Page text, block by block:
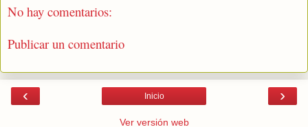
No hay comentarios:
Publicar un comentario
‹ ›
Inicio
Ver versión web